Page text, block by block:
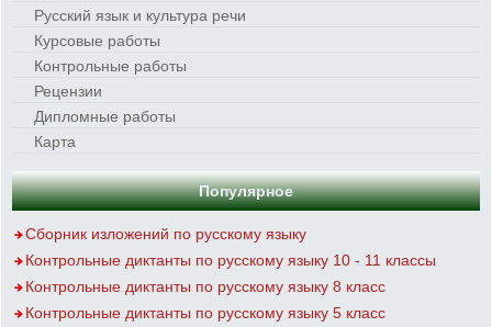
Русский язык и культура речи
Курсовые работы
Контрольные работы
Рецензии
Дипломные работы
Карта
Популярное
Сборник изложений по русскому языку
Контрольные диктанты по русскому языку 10 - 11 классы
Контрольные диктанты по русскому языку 8 класс
Контрольные диктанты по русскому языку 5 класс